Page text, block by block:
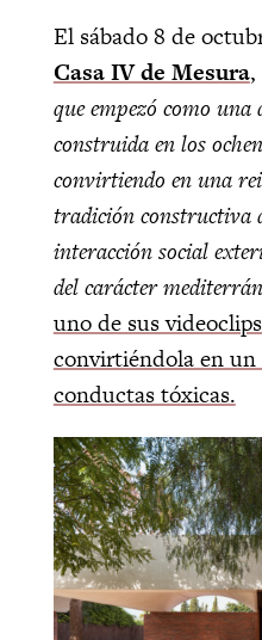
El sábado 8 de
Casa IV de Mesura,
que empezó como
construida en los
convirtiendo en una
tradición constructiva
interacción social
del carácter
uno de sus
convirtiéndola en
conductas tóxicas.